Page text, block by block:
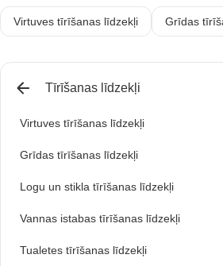
Virtuves tīrīšanas līdzekļi Grīdas
Tīrīšanas līdzekļi
Virtuves tīrīšanas līdzekļi
Grīdas tīrīšanas līdzekļi
Logu un stikla tīrīšanas līdzekļi
Vannas istabas tīrīšanas līdzekļi
Tualetes tīrīšanas līdzekļi